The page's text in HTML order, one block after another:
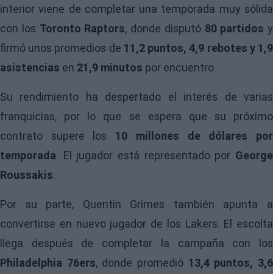
interior viene de completar una temporada muy sólida
con los Toronto Raptors, donde disputó 80 partidos y
firmó unos promedios de 11,2 puntos, 4,9 rebotes y 1,9
asistencias en 21,9 minutos por encuentro.
Su rendimiento ha despertado el interés de varias
franquicias, por lo que se espera que su próximo
contrato supere los 10 millones de dólares por
temporada. El jugador está representado por George
Roussakis.
Por su parte, Quentin Grimes también apunta a
convertirse en nuevo jugador de los Lakers. El escolta
llega después de completar la campaña con los
Philadelphia 76ers, donde promedió 13,4 puntos, 3,6